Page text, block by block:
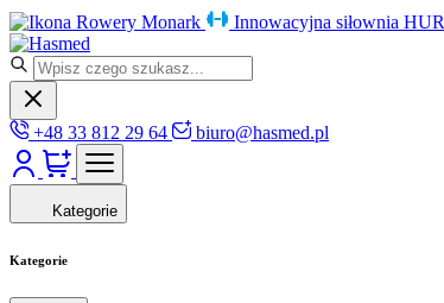
Rowery Monark Innowacyjna siłownia HUR
+48 33 812 29 64 biuro@hasmed.pl
Kategorie
Kategorie